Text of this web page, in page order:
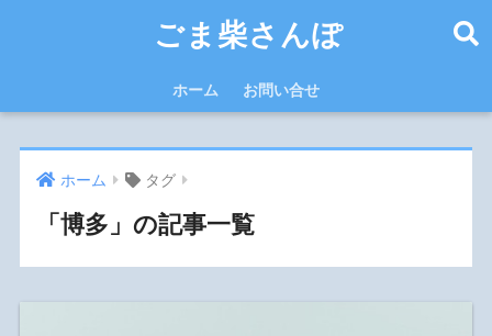
ごま柴さんぽ
ホーム お問い合せ
ホーム タグ
「博多」の記事一覧